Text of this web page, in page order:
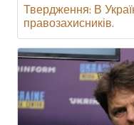
Твердження: В
правозахисників.